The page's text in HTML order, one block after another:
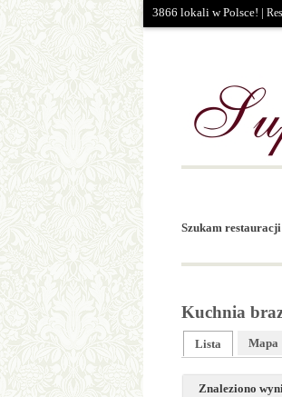
3866 lokali w Polsce! |
Szukam restauracji
Kuchnia
Lista Mapa
Znaleziono